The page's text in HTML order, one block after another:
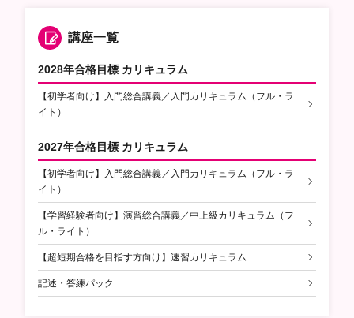
講座一覧
2028年合格目標 カリキュラム
【初学者向け】入門総合講義／入門カリキュラム（フル・ラ
イト）
2027年合格目標 カリキュラム
【初学者向け】入門総合講義／入門カリキュラム（フル・ラ
イト）
【学習経験者向け】演習総合講義／中上級カリキュラム（フ
ル・ライト）
【超短期合格を目指す方向け】速習カリキュラム
記述・答練パック